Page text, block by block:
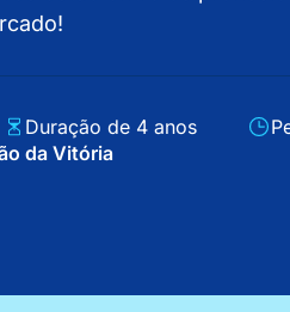
Duração de 4 anos
da Vitória